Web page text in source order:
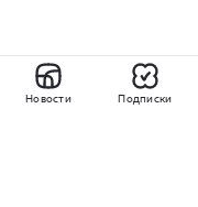
Новости Подписки